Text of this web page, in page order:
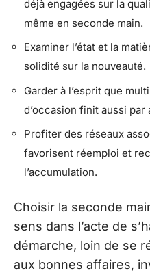
déjà engagées sur la
même en seconde main.
Examiner l’état et la
solidité sur la nouveauté.
Garder à l’esprit que
d’occasion finit aussi
Profiter des réseaux
favorisent réemploi et
l’accumulation.
Choisir la seconde
sens dans l’acte de
démarche, loin de se
aux bonnes affaires,